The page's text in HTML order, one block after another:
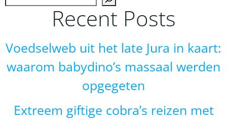
Recent Posts
Voedselweb uit het late Jura in kaart:
waarom babydino’s massaal werden
opgegeten
Extreem giftige cobra’s reizen met